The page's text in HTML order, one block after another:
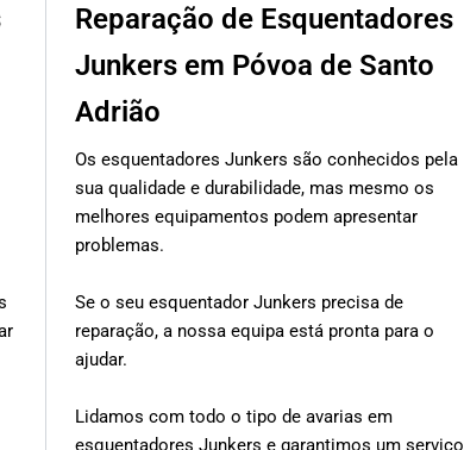
Reparação de Esquentadores
Junkers em Póvoa de Santo
Adrião
Os esquentadores Junkers são conhecidos pela
sua qualidade e durabilidade, mas mesmo os
melhores equipamentos podem apresentar
problemas.
Se o seu esquentador Junkers precisa de
reparação, a nossa equipa está pronta para o
ajudar.
Lidamos com todo o tipo de avarias em
esquentadores Junkers e garantimos um serviço